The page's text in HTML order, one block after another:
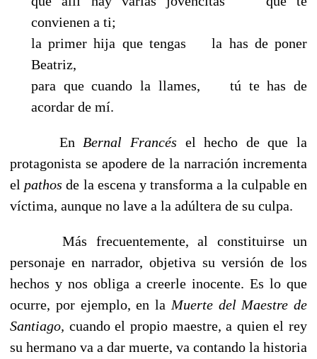
convienen a ti;
la primer hija que tengas la has de poner
Beatriz,
para que cuando la llames, tú te has de
acordar de mí.
En Bernal Francés el hecho de que la
protagonista se apodere de la narración incrementa
el pathosde la escena y transforma a la culpable en
víctima, aunque no lave a la adúltera de su culpa.
Más frecuentemente, al constituirse un
personaje en narrador, objetiva su versión de los
hechos y nos obliga a creerle inocente. Es lo que
ocurre, por ejemplo, en la Muerte del Maestre de
Santiago, cuando el propio maestre, a quien el rey
su hermano va a dar muerte, va contando la historia